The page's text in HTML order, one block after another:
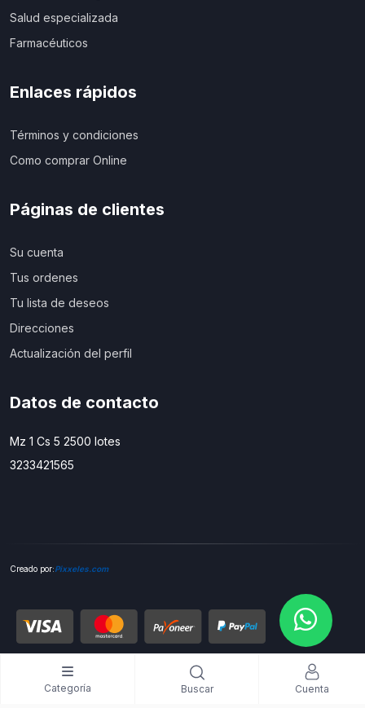
Salud especializada
Farmacéuticos
Enlaces rápidos
Términos y condiciones
Como comprar Online
Páginas de clientes
Su cuenta
Tus ordenes
Tu lista de deseos
Direcciones
Actualización del perfil
Datos de contacto
Mz 1 Cs 5 2500 lotes
3233421565
Creado por:Pixxeles.com
Categoría Buscar Cuenta